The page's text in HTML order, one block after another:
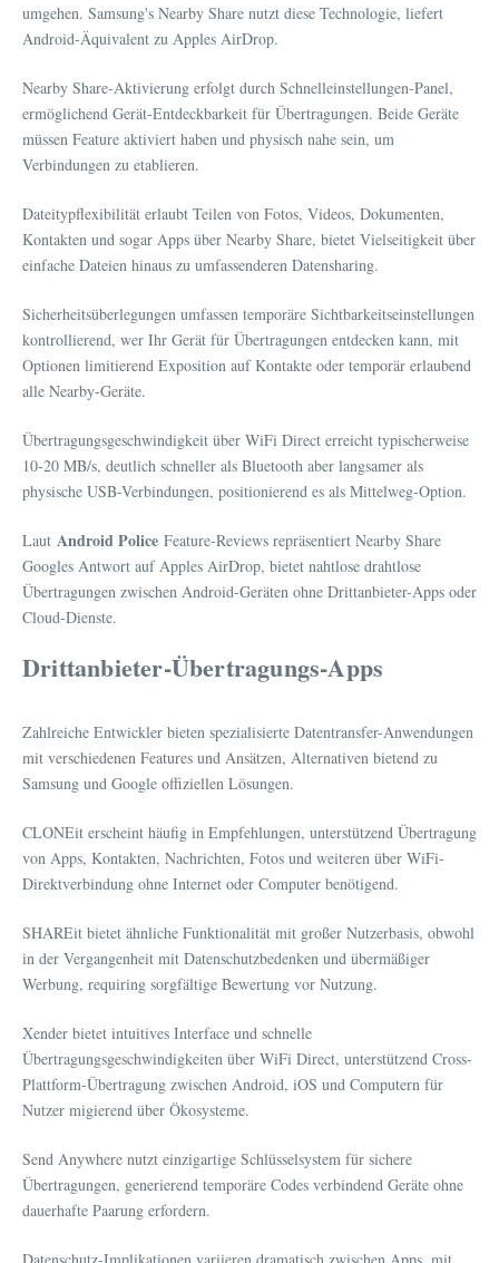
umgehen. Samsung's Nearby Share nutzt diese Technologie, liefert
Android-Äquivalent zu Apples AirDrop.
Nearby Share-Aktivierung erfolgt durch Schnelleinstellungen-Panel,
ermöglichend Gerät-Entdeckbarkeit für Übertragungen. Beide Geräte
müssen Feature aktiviert haben und physisch nahe sein, um
Verbindungen zu etablieren.
Dateitypflexibilität erlaubt Teilen von Fotos, Videos, Dokumenten,
Kontakten und sogar Apps über Nearby Share, bietet Vielseitigkeit über
einfache Dateien hinaus zu umfassenderen Datensharing.
Sicherheitsüberlegungen umfassen temporäre Sichtbarkeitseinstellungen
kontrollierend, wer Ihr Gerät für Übertragungen entdecken kann, mit
Optionen limitierend Exposition auf Kontakte oder temporär erlaubend
alle Nearby-Geräte.
Übertragungsgeschwindigkeit über WiFi Direct erreicht typischerweise
10-20 MB/s, deutlich schneller als Bluetooth aber langsamer als
physische USB-Verbindungen, positionierend es als Mittelweg-Option.
Laut Android Police Feature-Reviews repräsentiert Nearby Share
Googles Antwort auf Apples AirDrop, bietet nahtlose drahtlose
Übertragungen zwischen Android-Geräten ohne Drittanbieter-Apps oder
Cloud-Dienste.
Drittanbieter-Übertragungs-Apps
Zahlreiche Entwickler bieten spezialisierte Datentransfer-Anwendungen
mit verschiedenen Features und Ansätzen, Alternativen bietend zu
Samsung und Google offiziellen Lösungen.
CLONEit erscheint häufig in Empfehlungen, unterstützend Übertragung
von Apps, Kontakten, Nachrichten, Fotos und weiteren über WiFi-
Direktverbindung ohne Internet oder Computer benötigend.
SHAREit bietet ähnliche Funktionalität mit großer Nutzerbasis, obwohl
in der Vergangenheit mit Datenschutzbedenken und übermäßiger
Werbung, requiring sorgfältige Bewertung vor Nutzung.
Xender bietet intuitives Interface und schnelle
Übertragungsgeschwindigkeiten über WiFi Direct, unterstützend Cross-
Plattform-Übertragung zwischen Android, iOS und Computern für
Nutzer migierend über Ökosysteme.
Send Anywhere nutzt einzigartige Schlüsselsystem für sichere
Übertragungen, generierend temporäre Codes verbindend Geräte ohne
dauerhafte Paarung erfordern.